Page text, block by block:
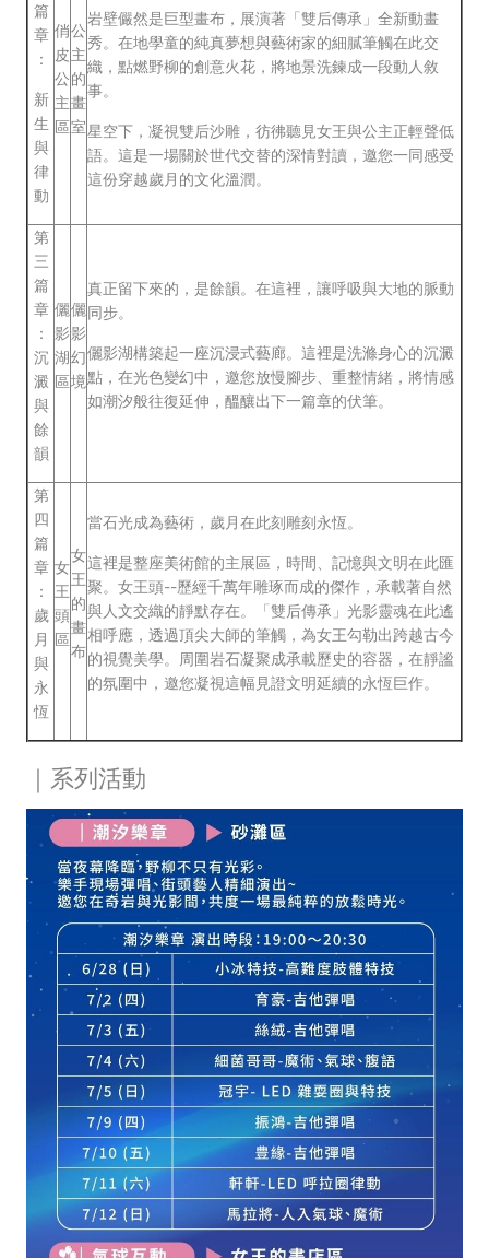
篇
章
：
新
生
與
律
動
俏
皮
公
主
區
公
主
的
畫
室
岩壁儼然是巨型畫布，展演著「雙后傳承」全新動畫
秀。在地學童的純真夢想與藝術家的細膩筆觸在此交
織，點燃野柳的創意火花，將地景洗鍊成一段動人敘
事。
星空下，凝視雙后沙雕，彷彿聽見女王與公主正輕聲低
語。這是一場關於世代交替的深情對讀，邀您一同感受
這份穿越歲月的文化溫潤。
第
三
篇
章
：
沉
澱
與
餘
韻
儷
影
湖
區
儷
影
幻
境
真正留下來的，是餘韻。在這裡，讓呼吸與大地的脈動
同步。
儷影湖構築起一座沉浸式藝廊。這裡是洗滌身心的沉澱
點，在光色變幻中，邀您放慢腳步、重整情緒，將情感
如潮汐般往復延伸，醞釀出下一篇章的伏筆。
第
四
篇
章
：
歲
月
與
永
恆
女
王
頭
區
女
王
的
畫
布
當石光成為藝術，歲月在此刻雕刻永恆。
這裡是整座美術館的主展區，時間、記憶與文明在此匯
聚。女王頭--歷經千萬年雕琢而成的傑作，承載著自然
與人文交織的靜默存在。「雙后傳承」光影靈魂在此遙
相呼應，透過頂尖大師的筆觸，為女王勾勒出跨越古今
的視覺美學。周圍岩石凝聚成承載歷史的容器，在靜謐
的氛圍中，邀您凝視這幅見證文明延續的永恆巨作。
｜系列活動